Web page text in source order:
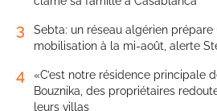
3
Sebta: un réseau algérien prépare
mobilisation à la mi-août, alerte
4
«C’est notre résidence principale
Bouznika, des propriétaires
leurs villas